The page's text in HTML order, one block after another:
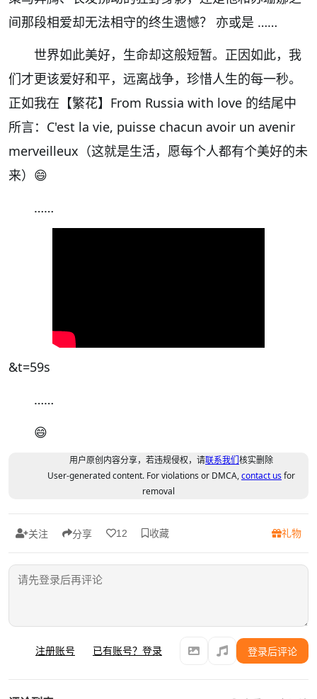
间那段相爱却无法相守的终生遗憾？ 亦或是 ……
世界如此美好，生命却这般短暂。正因如此，我
们才更该爱好和平，远离战争，珍惜人生的每一秒。
正如我在【繁花】 From Russia with love 的结尾中
所言： C'est la vie, puisse chacun avoir un avenir
merveilleux （这就是生活，愿每个人都有个美好的未
来） 😄
……
&t=59s
……
😄
用户原创内容分享，若违规侵权，请联系我们核实删除
User-generated content. For violations or DMCA,contact usfor
removal
关注 分享 12 收藏 礼物
注册账号 已有账号？登录 登录后评论